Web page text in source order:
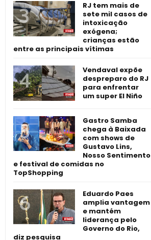
RJ tem mais de
sete mil casos de
intoxicação
exógena;
crianças estão
entre as principais vítimas
Vendaval expõe
despreparo do RJ
para enfrentar
um super El Niño
Gastro Samba
chega à Baixada
com shows de
Gustavo Lins,
Nosso Sentimento
e festival de comidas no
TopShopping
Eduardo Paes
amplia vantagem
e mantém
liderança pelo
Governo do Rio,
diz pesquisa